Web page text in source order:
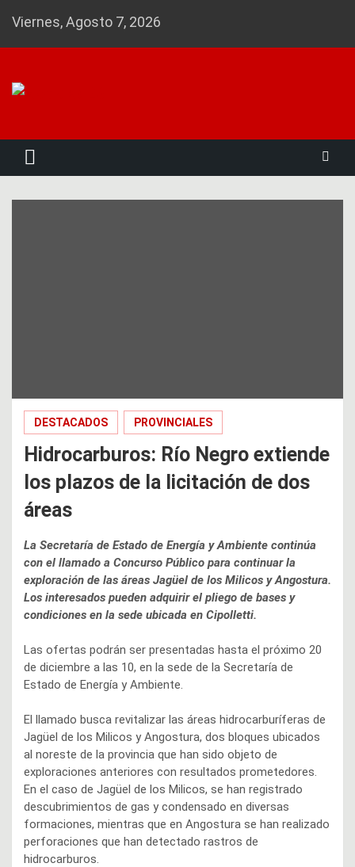
Viernes, Agosto 7, 2026
DESTACADOS PROVINCIALES
Hidrocarburos: Río Negro extiende
los plazos de la licitación de dos
áreas
La Secretaría de Estado de Energía y Ambiente continúa
con el llamado a Concurso Público para continuar la
exploración de las áreas Jagüel de los Milicos y Angostura.
Los interesados pueden adquirir el pliego de bases y
condiciones en la sede ubicada en Cipolletti.
Las ofertas podrán ser presentadas hasta el próximo 20
de diciembre a las 10, en la sede de la Secretaría de
Estado de Energía y Ambiente.
El llamado busca revitalizar las áreas hidrocarburíferas de
Jagüel de los Milicos y Angostura, dos bloques ubicados
al noreste de la provincia que han sido objeto de
exploraciones anteriores con resultados prometedores.
En el caso de Jagüel de los Milicos, se han registrado
descubrimientos de gas y condensado en diversas
formaciones, mientras que en Angostura se han realizado
perforaciones que han detectado rastros de
hidrocarburos.